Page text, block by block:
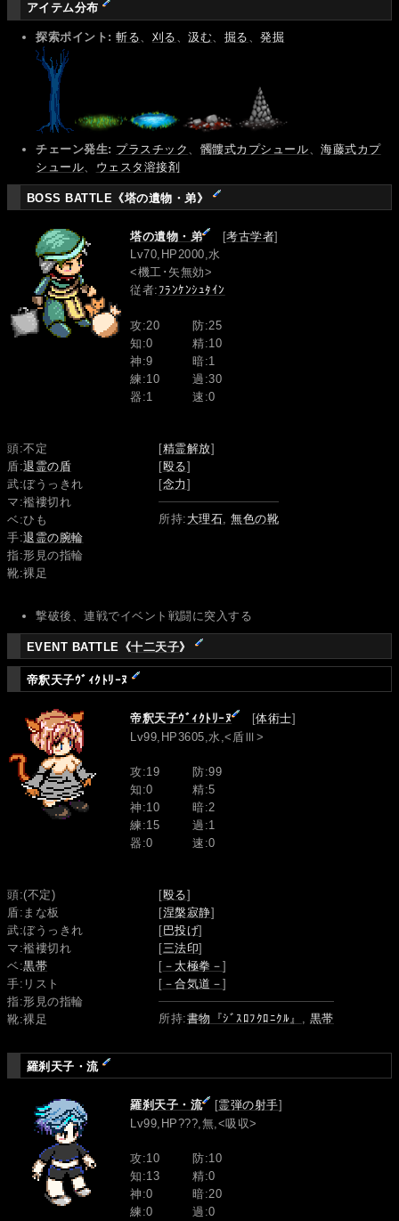
アイテム分布
探索ポイント: 斬る 刈る 、汲む 掘る 、発掘
チェーン発生: プラスチック 髑髏式カプシュール 、海藤式カプ
シュール
ウェスタ溶接剤
BOSS BATTLE《塔の遺物・弟》
塔の遺物・弟 [考古学者]
Lv70,HP2000,水
<機工･矢無効>
従者: ﾌﾗﾝｹﾝｼｭﾀｲﾝ
攻:20
知:0
神:9
練:10
器:1
防:25
精:10
暗:1
過:30
速:0
頭:不定
盾:退霊の盾
武:ぼうっきれ
マ:襤褸切れ
ベ:ひも
手:退霊の腕輪
指:形見の指輪
靴:裸足
[精霊解放]
[殴る]
[念力 ]
所持: 大理石 ,無色の靴
撃破後、連戦でイベント戦闘に突入する
EVENT BATTLE《十二天子》
帝釈天子ｳﾞｨｸﾄﾘｰﾇ
帝釈天子ｳﾞｨｸﾄﾘｰﾇ [体術士
Lv99,HP3605,水,<盾Ⅲ>
攻:19
知:0
神:10
練:15
器:0
防:99
精:5
暗:2
過:1
速:0
頭:(不定)
盾:まな板
武:ぼうっきれ
マ:襤褸切れ
ベ:黒帯
手:リスト
指:形見の指輪
靴:裸足
[殴る]
[涅槃寂静]
[巴投げ]
[三法印]
[ －太極拳－]
[ －合気道－]
所持:書物『ｼﾞｽﾛﾌｸﾛﾆｸﾙ』 , 黒帯
羅刹天子・流
羅刹天子・流 [霊弾の射手]
Lv99,HP???,無,<吸収>
攻:10
知:13
神:0
練:0
防:10
精:0
暗:20
過:0